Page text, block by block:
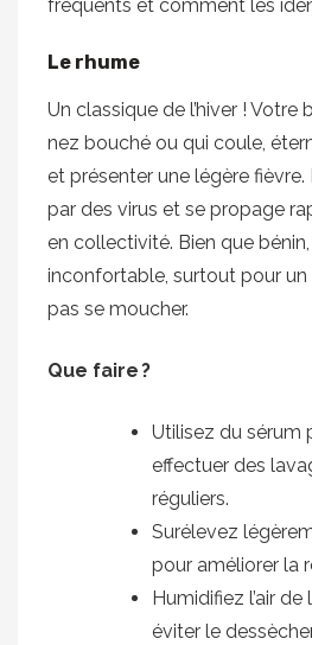
fréquents et comment les
Le rhume
Un classique de l’hiver ! Votre
nez bouché ou qui coule,
et présenter une légère
par des virus et se propage
en collectivité. Bien que
inconfortable, surtout pour un
pas se moucher.
Que faire ?
Utilisez du sérum
effectuer des
réguliers.
Surélevez
pour améliorer la
Humidifiez l’air
éviter le